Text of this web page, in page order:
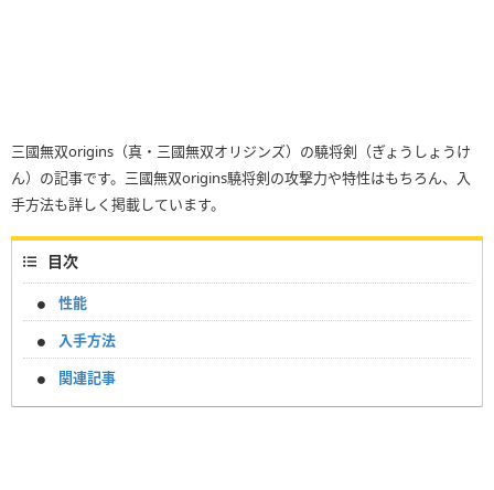
三國無双origins（真・三國無双オリジンズ）の驍将剣（ぎょうしょうけ
ん）の記事です。三國無双origins驍将剣の攻撃力や特性はもちろん、入
手方法も詳しく掲載しています。
目次
性能
入手方法
関連記事